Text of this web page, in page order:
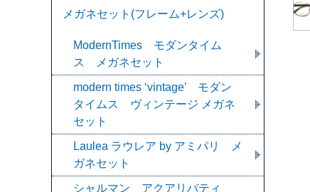
メガネセット(フレーム+レンズ)
ModernTimes モダンタイム
ス メガネセット
modern times ‘vintage’ モダン
タイムス ヴィンテージ メガネ
セット
Laulea ラウレア by アミパリ メ
ガネセット
シャルマン アクアリバティ